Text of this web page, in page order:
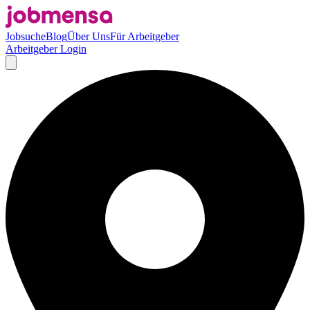
JobsucheBlogÜber UnsFür Arbeitgeber
Arbeitgeber Login